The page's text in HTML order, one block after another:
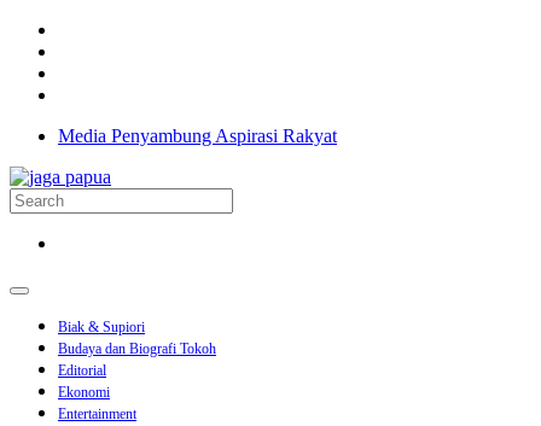
Media Penyambung Aspirasi Rakyat
Biak & Supiori
Budaya dan Biografi Tokoh
Editorial
Ekonomi
Entertainment